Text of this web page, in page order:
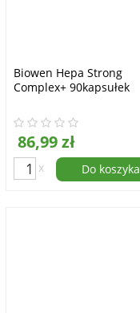
Biowen Hepa Strong
Complex+ 90kapsułek
86,99 zł
x Do koszyka